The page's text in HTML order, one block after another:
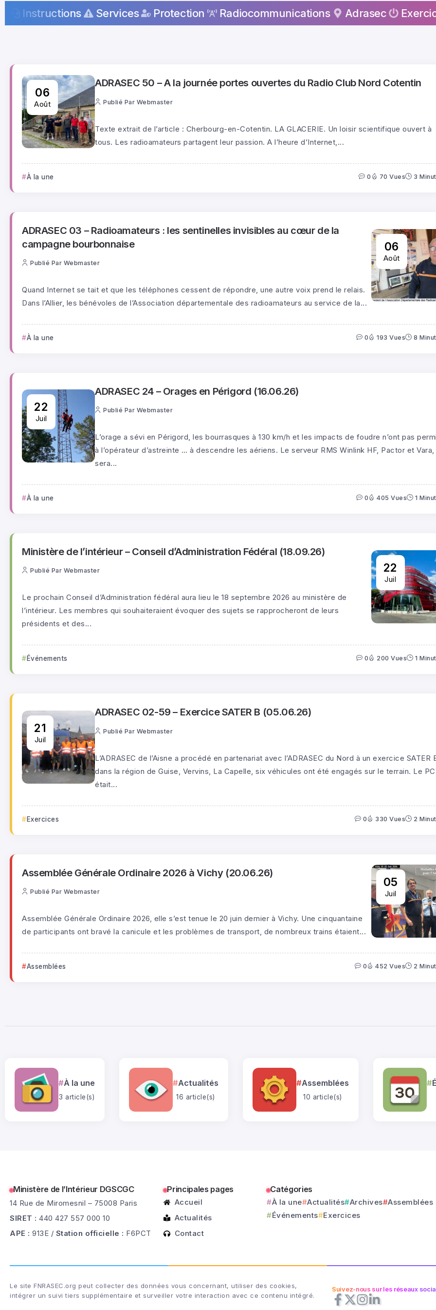
Services Protection Radiocommunications Adrasec Exercices
06
Août
ADRASEC 50 – A la journée portes ouvertes du Radio Club Nord Cotentin
Publié Par Webmaster
Texte extrait de l’article : Cherbourg-en-Cotentin. LA GLACERIE. Un loisir scientifique ouvert à
tous. Les radioamateurs partagent leur passion. A l’heure d’Internet,...
À la une 0 70 Vues 3
06
Août
ADRASEC 03 – Radioamateurs : les sentinelles invisibles au cœur de la
campagne bourbonnaise
Publié Par Webmaster
Quand Internet se tait et que les téléphones cessent de répondre, une autre voix prend le relais.
Dans l’Allier, les bénévoles de l’Association départementale des radioamateurs au service de la...
À la une 0 193 Vues 8
22
Juil
ADRASEC 24 – Orages en Périgord (16.06.26)
Publié Par Webmaster
L’orage a sévi en Périgord, les bourrasques à 130 km/h et les impacts de foudre n’ont pas
à l’opérateur d’astreinte … à descendre les aériens. Le serveur RMS Winlink HF, Pactor et Vara,
sera...
À la une 0 405 Vues 1
22
Juil
Ministère de l’intérieur – Conseil d’Administration Fédéral (18.09.26)
Publié Par Webmaster
Le prochain Conseil d’Administration fédéral aura lieu le 18 septembre 2026 au ministère de
l’intérieur. Les membres qui souhaiteraient évoquer des sujets se rapprocheront de leurs
présidents et des...
Événements 0 200 Vues 1
21
Juil
ADRASEC 02-59 – Exercice SATER B (05.06.26)
Publié Par Webmaster
L’ADRASEC de l’Aisne a procédé en partenariat avec l’ADRASEC du Nord à un exercice SATER
dans la région de Guise, Vervins, La Capelle, six véhicules ont été engagés sur le terrain. Le
était...
Exercices 0 330 Vues 2
05
Juil
Assemblée Générale Ordinaire 2026 à Vichy (20.06.26)
Publié Par Webmaster
Assemblée Générale Ordinaire 2026, elle s’est tenue le 20 juin dernier à Vichy. Une cinquantaine
de participants ont bravé la canicule et les problèmes de transport, de nombreux trains étaient...
Assemblées 0 452 Vues 2
À la une
3 article(s)
Actualités
16 article(s)
Assemblées
10 article(s)
Ministère de l’Intérieur DGSCGC
14 Rue de Miromesnil – 75008 Paris
SIRET : 440 427 557 000 10
APE : 913E / Station officielle : F6PCT
Principales pages
Accueil
Actualités
Contact
Catégories
À la une Actualités Archives Assemblées
Événements
Exercices
Le site FNRASEC.org peut collecter des données vous concernant, utiliser des cookies,
intégrer un suivi tiers supplémentaire et surveiller votre interaction avec ce contenu intégré.
Suivez-nous sur les réseaux